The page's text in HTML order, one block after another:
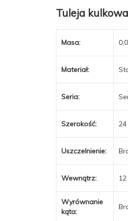
Tuleja kulkowa
Masa:
Materiał:
Seria:
Szerokość:
Uszczelnienie:
Wewnątrz:
Wyrównanie
kąta: